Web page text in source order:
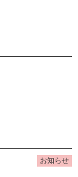
お知らせ